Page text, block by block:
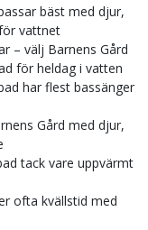
bäst med djur,
vattnet
– välj Barnens Gård
för heldag i vatten
har flest bassänger
Gård med djur,
tack vare uppvärmt
ofta kvällstid med